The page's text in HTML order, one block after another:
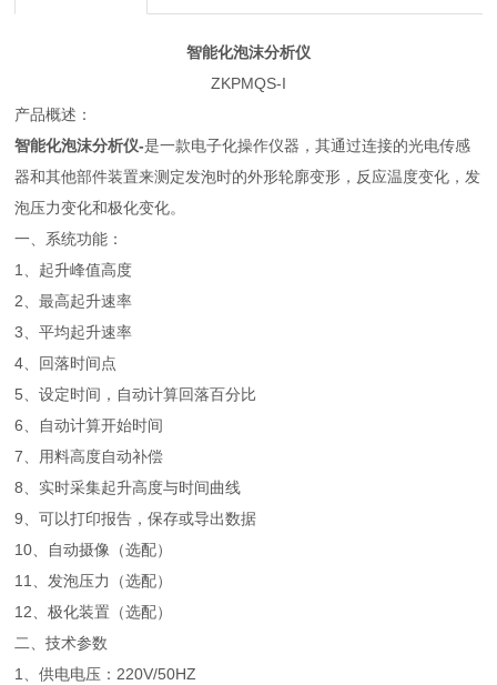
智能化泡沫分析仪
ZKPMQS-I
产品概述：
智能化泡沫分析仪-是一款电子化操作仪器，其通过连接的光电传感
器和其他部件装置来测定发泡时的外形轮廓变形，反应温度变化，发
泡压力变化和极化变化。
一、系统功能：
1、起升峰值高度
2、最高起升速率
3、平均起升速率
4、回落时间点
5、设定时间，自动计算回落百分比
6、自动计算开始时间
7、用料高度自动补偿
8、实时采集起升高度与时间曲线
9、可以打印报告，保存或导出数据
10、自动摄像（选配）
11、发泡压力（选配）
12、极化装置（选配）
二、技术参数
1、供电电压：220V/50HZ